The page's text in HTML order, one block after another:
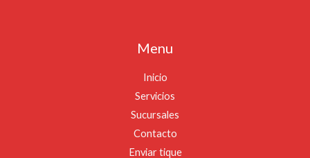
Menu
Inicio
Servicios
Sucursales
Contacto
Enviar tique